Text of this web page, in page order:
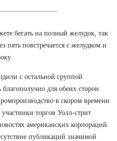
бегать на полный желудок, так
пять повстречается с желудком и
с остальной группой
для обеих сторон.
в скором времени
торгов Уолл-стрит
американских корпораций
публикаций значимой